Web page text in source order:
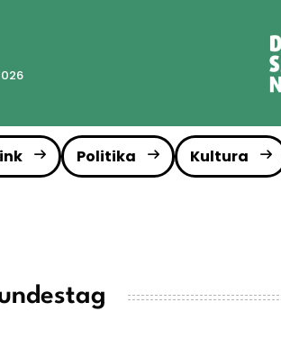
Politika Kultura